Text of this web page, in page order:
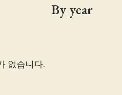
By year
없습니다.